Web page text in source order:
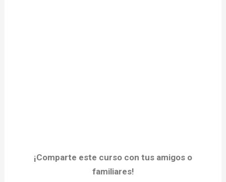
¡Comparte este curso con tus amigos o
familiares!